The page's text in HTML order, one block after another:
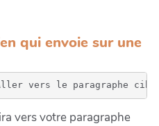
qui envoie sur une
vers votre paragraphe